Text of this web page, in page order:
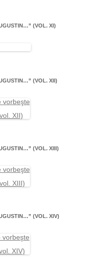
(VOL. XI)
(VOL. XII)
(VOL. XIII)
(VOL. XIV)